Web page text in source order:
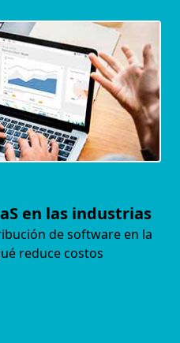
en las industrias
de software en la
reduce costos